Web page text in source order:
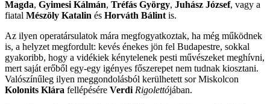
Magda, Gyimesi Kálmán, Tréfás György, Juhász József, vagy a
fiatal Mészöly Katalin és Horváth Bálintis.
Az ilyen operatársulatok mára megfogyatkoztak, ha még működnek
is, a helyzet megfordult: kevés énekes jön fel Budapestre, sokkal
gyakoribb, hogy a vidékiek kénytelenek pesti művészeket meghívni,
mert saját erőből egy-egy igényes főszerepet nem tudnak kiosztani.
Valószínűleg ilyen meggondolásból kerülhetett sor Miskolcon
Kolonits Klára fellépésére Verdi Rigolettójában.